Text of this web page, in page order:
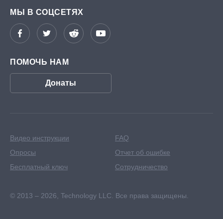
МЫ В СОЦСЕТЯХ
ПОМОЧЬ НАМ
Донаты
Видео инструкции
Опросы
Бесплатный ключ
FAQ
Отчет об ошибке
Сотрудничество
© 2013 – 2026, Technology LLC. Все права защищены.